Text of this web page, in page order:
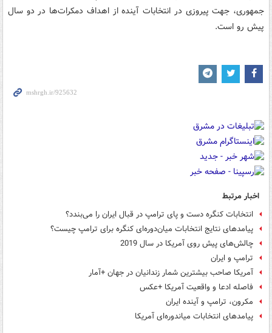
جمهوری، جهت پیروزی در انتخابات آینده از اهداف دمکرات‌ها در دو سال
پیش رو است.
اخبار مرتبط
انتخابات کنگره دست و پای ترامپ در قبال ایران را می‌بندد؟
پیامدهای نتایج انتخابات میان‌دوره‌ای کنگره برای ترامپ چیست؟
چالش‌های پیش روی آمریکا در سال 2019
ترامپ و ایران
آمریکا صاحب بیشترین شمار زندانیان در جهان +آمار
فاصله ادعا و واقعیت آمریکا +عکس
مکرون، ترامپ و آینده ایران
پیامدهای انتخابات میاندوره‌ای آمریکا